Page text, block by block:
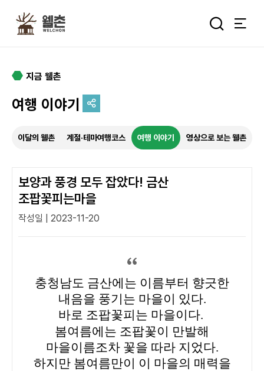
특별한 순간을 여행 속에서
통합검색
지금 웰촌
여행 이야기
이달의 웰촌 계절·테마여행코스 여행 이야기 영상으로 보는 웰촌
보양과 풍경 모두 잡았다! 금산
조팝꽃피는마을
작성일 | 2023-11-20
충청남도 금산에는 이름부터 향긋한
내음을 풍기는 마을이 있다.
바로 조팝꽃피는 마을이다.
봄여름에는 조팝꽃이 만발해
마을이름조차 꽃을 따라 지었다.
하지만 봄여름만이 이 마을의 매력을